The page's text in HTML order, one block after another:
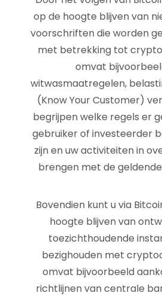
op de hoogte blijven van
voorschriften die worden
met betrekking tot
omvat
witwasmaatregelen,
(Know Your Customer)
begrijpen welke regels er
gebruiker of investeerder
zijn en uw activiteiten in
brengen met de
Bovendien kunt u via
hoogte blijven van
toezichthoudende
bezighouden met
omvat bijvoorbeeld
richtlijnen van centrale